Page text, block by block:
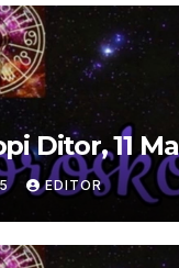
Ditor, 11
EDITOR